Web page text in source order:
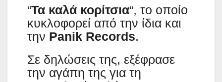
“Τα καλά κορίτσια“, το οποίο
κυκλοφορεί από την ίδια και
την Panik Records.
Σε δηλώσεις της, εξέφρασε
την αγάπη της για τη